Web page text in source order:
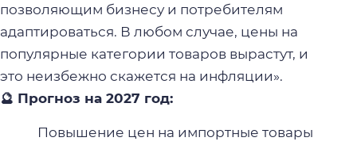
позволяющим бизнесу и потребителям
адаптироваться. В любом случае, цены на
популярные категории товаров вырастут, и
это неизбежно скажется на инфляции».
🔮 Прогноз на 2027 год:
Повышение цен на импортные товары